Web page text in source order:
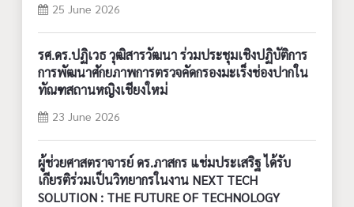
25 June 2026
รศ.ดร.ปฏิเวธ วุฒิสารวัฒนา ร่วมประชุมเชิงปฏิบัติการ
การพัฒนาศักยภาพการตรวจคัดกรองมะเร็งช่องปากใน
ทัณฑสถานหญิงเชียงใหม่
23 June 2026
ผู้ช่วยศาสตราจารย์ ดร.ภาสกร แช่มประเสริฐ ได้รับ
เกียรติร่วมเป็นวิทยากรในงาน NEXT TECH
SOLUTION : THE FUTURE OF TECHNOLOGY